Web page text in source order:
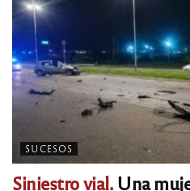
SUCESOS
Siniestro vial.Una